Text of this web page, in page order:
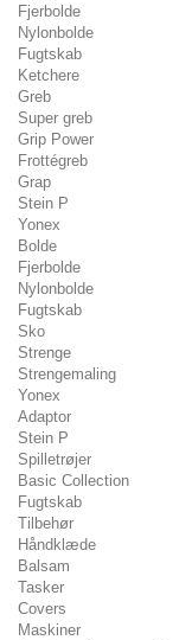
Fjerbolde
Nylonbolde
Fugtskab
Ketchere
Greb
Super greb
Grip Power
Frottégreb
Grap
Stein P
Yonex
Bolde
Fjerbolde
Nylonbolde
Fugtskab
Sko
Strenge
Strengemaling
Yonex
Adaptor
Stein P
Spilletrøjer
Basic Collection
Fugtskab
Tilbehør
Håndklæde
Balsam
Tasker
Covers
Maskiner